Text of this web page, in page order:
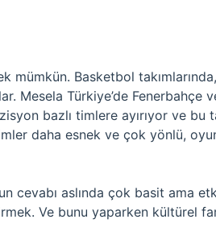
mümkün. Basketbol
Mesela Türkiye’de Fenerbahçe
bazlı timlere ayırıyor ve bu
daha esnek ve çok yönlü,
cevabı aslında çok basit ama
Ve bunu yaparken kültürel